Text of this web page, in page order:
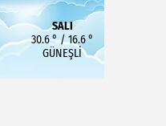
SALI
30.6 ° / 16.6 °
GÜNEŞLI